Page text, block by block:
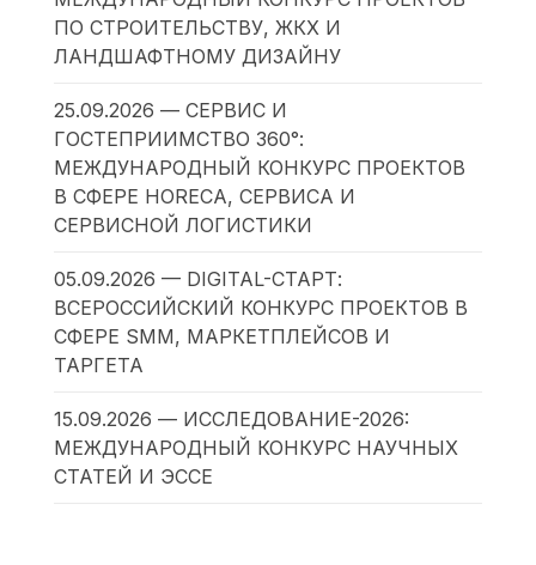
ПО СТРОИТЕЛЬСТВУ, ЖКХ И
ЛАНДШАФТНОМУ ДИЗАЙНУ
25.09.2026 — СЕРВИС И
ГОСТЕПРИИМСТВО 360°:
МЕЖДУНАРОДНЫЙ КОНКУРС ПРОЕКТОВ
В СФЕРЕ HORECA, СЕРВИСА И
СЕРВИСНОЙ ЛОГИСТИКИ
05.09.2026 — DIGITAL-СТАРТ:
ВСЕРОССИЙСКИЙ КОНКУРС ПРОЕКТОВ В
СФЕРЕ SMM, МАРКЕТПЛЕЙСОВ И
ТАРГЕТА
15.09.2026 — ИССЛЕДОВАНИЕ-2026:
МЕЖДУНАРОДНЫЙ КОНКУРС НАУЧНЫХ
СТАТЕЙ И ЭССЕ